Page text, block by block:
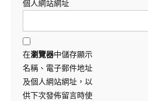
個人網站網址
在瀏覽器中儲存顯示
名稱、電子郵件地址
及個人網站網址，以
供下次發佈留言時使